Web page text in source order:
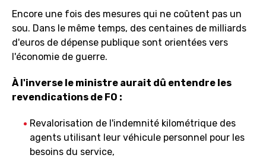
Encore une fois des mesures qui ne coûtent pas un
sou. Dans le même temps, des centaines de milliards
d'euros de dépense publique sont orientées vers
l'économie de guerre.
À l'inverse le ministre aurait dû entendre les
revendications de FO :
Revalorisation de l'indemnité kilométrique des
agents utilisant leur véhicule personnel pour les
besoins du service,